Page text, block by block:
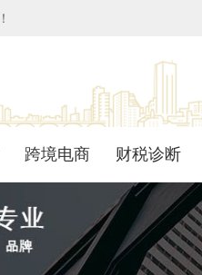
跨境电商 财税诊断